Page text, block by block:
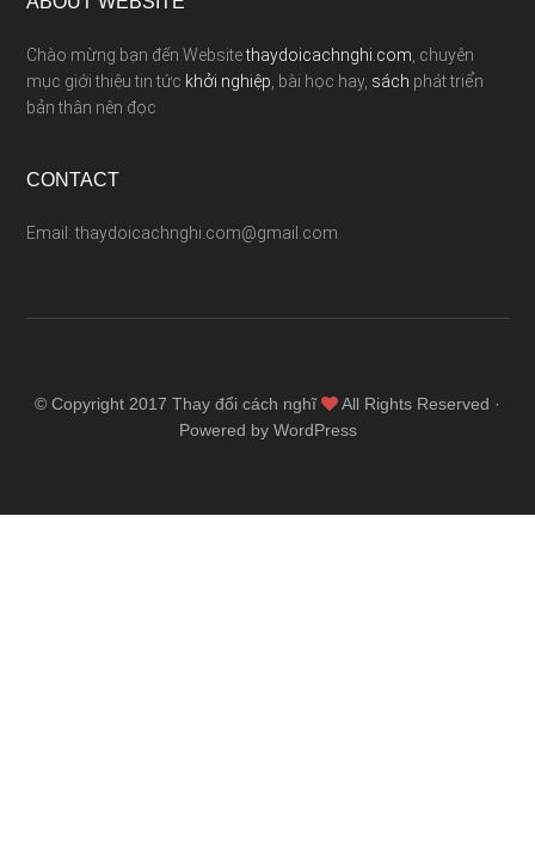
Chào mừng bạn đến Websitethaydoicachnghi.com , chuyên
mục giới thiệu tin tức khởi nghiệp , bài học hay, sách phát triển
bản thân nên đọc
CONTACT
Email: thaydoicachnghi.com@gmail.com
© Copyright 2017 Thay đổi cách nghĩ
All Rights Reserved ·
Powered by WordPress